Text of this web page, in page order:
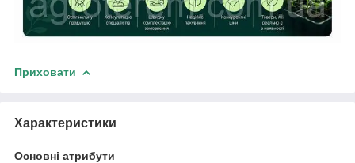
Приховати
Характеристики
Основні атрибути